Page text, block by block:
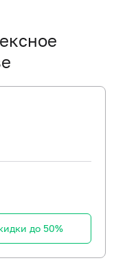
до 50%